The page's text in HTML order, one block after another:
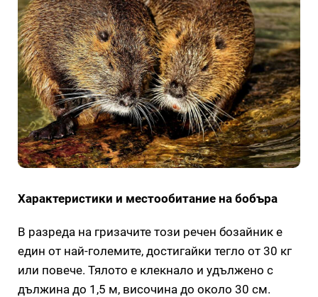
Характеристики и местообитание на бобъра
В разреда на гризачите този речен бозайник е
един от най-големите, достигайки тегло от 30 кг
или повече. Тялото е клекнало и удължено с
дължина до 1,5 м, височина до около 30 см.